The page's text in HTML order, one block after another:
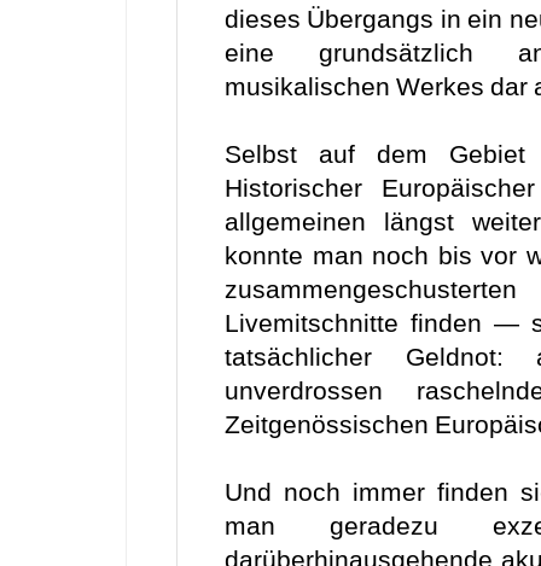
dieses Übergangs in ein
eine grundsätzlich
musikalischen Werkes dar
Selbst auf dem Gebiet
Historischer
allgemeinen längst
konnte man noch bis vor
Livemitschnitte finden —
tatsächlicher
unverdrossen
Zeitgenössischen
Und noch immer finden
man geradezu
darüberhinausgehende